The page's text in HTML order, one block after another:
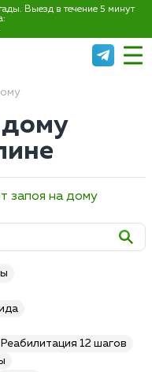
Выезд в течение 5 минут
дому
запоя на дому
Реабилитация 12 шагов